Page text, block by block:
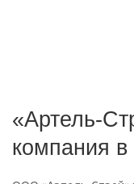
«Артель-
компания